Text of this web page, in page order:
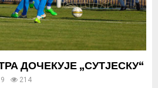
ДОЧЕКУЈЕ „СУТЈЕСКУ“
214